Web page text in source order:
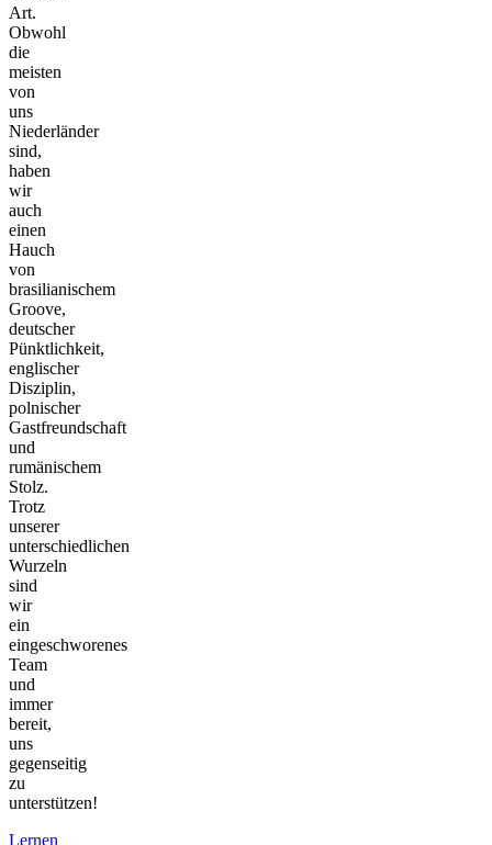
Art.
Obwohl
die
meisten
von
uns
Niederländer
sind,
haben
wir
auch
einen
Hauch
von
brasilianischem
Groove,
deutscher
Pünktlichkeit,
englischer
Disziplin,
polnischer
Gastfreundschaft
und
rumänischem
Stolz.
Trotz
unserer
unterschiedlichen
Wurzeln
sind
wir
ein
eingeschworenes
Team
und
immer
bereit,
uns
gegenseitig
zu
unterstützen!
Lernen